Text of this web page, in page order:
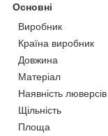
Основні
Виробник
Країна виробник
Довжина
Матеріал
Наявність люверсів
Щільність
Площа